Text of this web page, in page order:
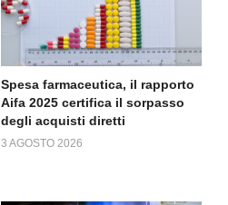
Spesa farmaceutica, il rapporto
Aifa 2025 certifica il sorpasso
degli acquisti diretti
3 AGOSTO 2026